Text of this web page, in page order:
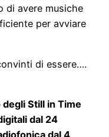
di avere musiche
per avviare
di essere….
degli Still in Time
dal 24